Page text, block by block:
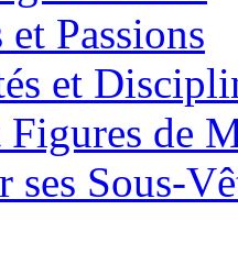
Passions
et
de
ses Sous-